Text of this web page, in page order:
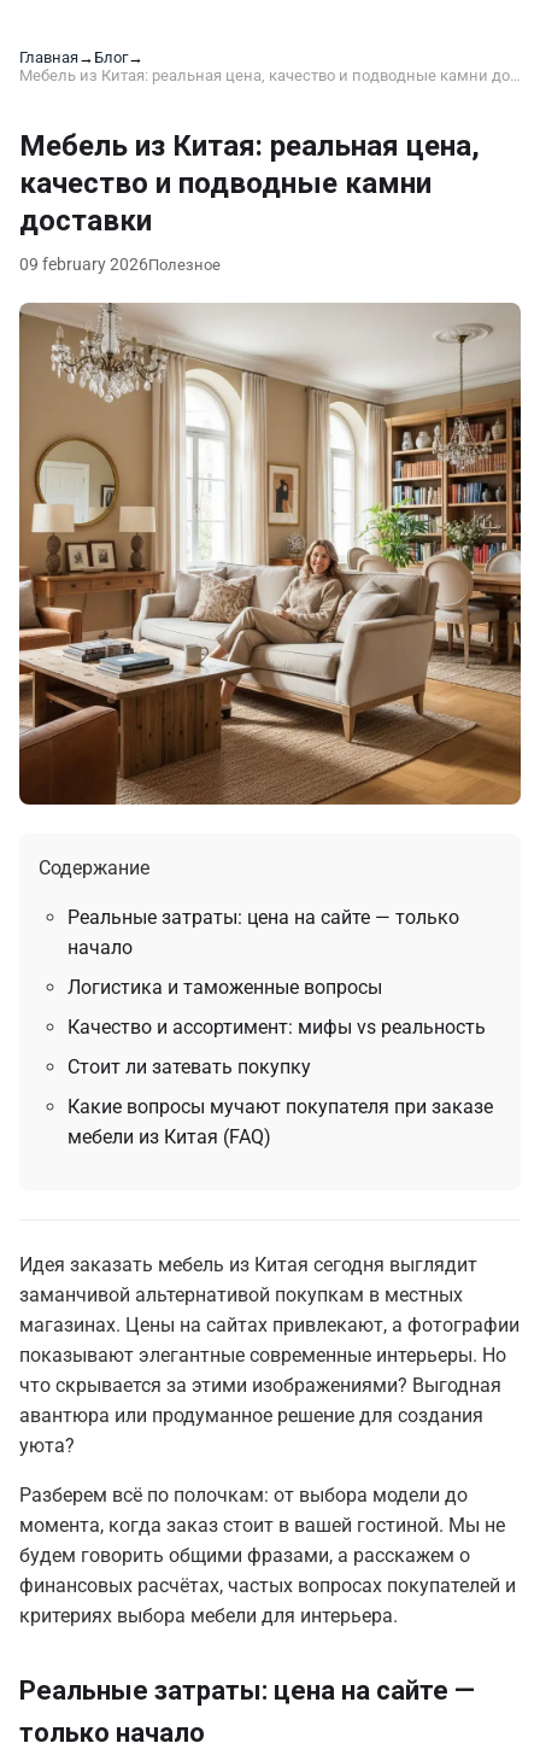
Главная→ Блог→
Мебель из Китая: реальная цена, качество и подводные камни доставки
Мебель из Китая: реальная цена,
качество и подводные камни
доставки
09 february 2026Полезное
Содержание
Реальные затраты: цена на сайте — только
начало
Логистика и таможенные вопросы
Качество и ассортимент: мифы vs реальность
Стоит ли затевать покупку
Какие вопросы мучают покупателя при заказе
мебели из Китая (FAQ)
Идея заказать мебель из Китая сегодня выглядит
заманчивой альтернативой покупкам в местных
магазинах. Цены на сайтах привлекают, а фотографии
показывают элегантные современные интерьеры. Но
что скрывается за этими изображениями? Выгодная
авантюра или продуманное решение для создания
уюта?
Разберем всё по полочкам: от выбора модели до
момента, когда заказ стоит в вашей гостиной. Мы не
будем говорить общими фразами, а расскажем о
финансовых расчётах, частых вопросах покупателей и
критериях выбора мебели для интерьера.
Реальные затраты: цена на сайте —
только начало